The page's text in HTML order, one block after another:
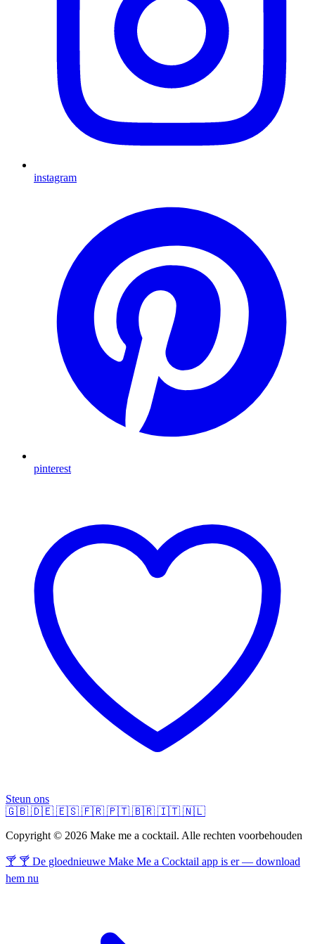
instagram
pinterest
Steun ons
🇬🇧 🇩🇪 🇪🇸 🇫🇷 🇵🇹 🇧🇷 🇮🇹 🇳🇱
Copyright © 2026 Make me a cocktail. Alle rechten voorbehouden
🍸 🍸 De gloednieuwe Make Me a Cocktail app is er — download
hem nu